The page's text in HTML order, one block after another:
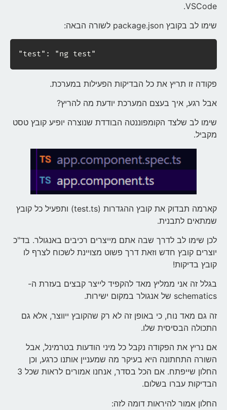
VSCode.
שימו לב בקובץ package.json לשורה הבאה:
"test": "ng test"
פקודה זו תריץ את כל הבדיקות הפעילות במערכת.
אבל רגע, איך בעצם המערכת יודעת מה להריץ?
שימו לב שלצד הקומפוננטה הבודדת שנוצרה יופיע קובץ טסט
מקביל.
קארמה תבדוק את קובץ ההגדרות (test.ts) ותפעיל כל קובץ
שמתאים לתבנית.
לכן שימו לב לדרך שבה אתם מייצרים רכיבים באנגולר. בד"כ
יוצרים קובץ חדש וזאת דרך פשוט מצויינת לשכוח לצרף לו
קובץ בדיקות!
בגלל זה אני ממליץ מאד להקפיד לייצר קבצים בעזרת ה-
schematics של אנגולר במקום ישירות.
זה גם מאד נוח, כי באופן זה לא רק שהקובץ ייווצר, אלא גם
התכולה הבסיסית שלו.
אם נריץ את הפקודה נקבל כל מיני הודעות בטרמינל, אבל
השורה התחתונה היא בעיקר מה שמעניין אותנו כרגע, וכן
החלון שייפתח. אם הכל בסדר, אנחנו אמורים לראות שכל 3
הבדיקות עברו בשלום.
החלון אמור להיראות דומה לזה: